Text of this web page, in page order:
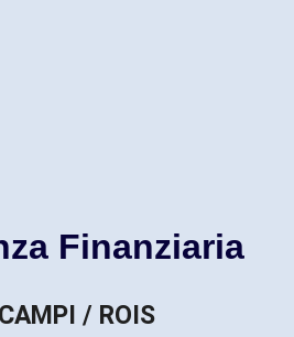
Finanziaria
/ ROIS